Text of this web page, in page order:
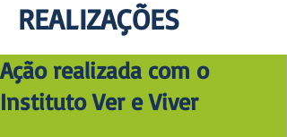
REALIZAÇÕES
Ação realizada com o
Instituto Ver e Viver